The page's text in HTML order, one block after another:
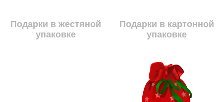
Подарки в жестяной
упаковке
Подарки в картонной
упаковке